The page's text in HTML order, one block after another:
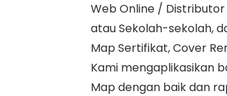
Web Online /
atau Sekolah-sekolah,
Map Sertifikat, Cover
Kami mengaplikasikan
Map dengan baik dan